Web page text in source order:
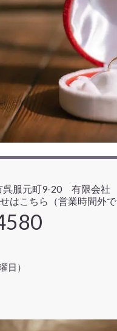
服元町9-20 有限会社
はこちら（営業時間外で
日）